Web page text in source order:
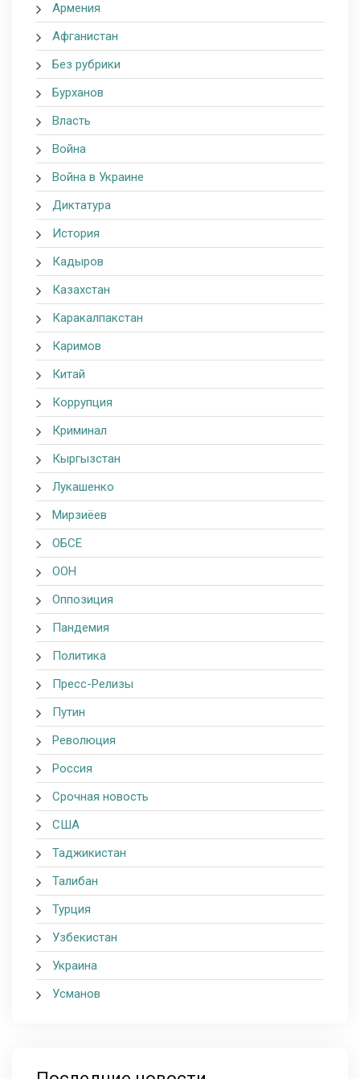
Армения
Афганистан
Без рубрики
Бурханов
Власть
Война
Война в Украине
Диктатура
История
Кадыров
Казахстан
Каракалпакстан
Каримов
Китай
Коррупция
Криминал
Кыргызстан
Лукашенко
Мирзиёев
ОБСЕ
ООН
Оппозиция
Пандемия
Политика
Пресс-Релизы
Путин
Революция
Россия
Срочная новость
США
Таджикистан
Талибан
Турция
Узбекистан
Украина
Усманов